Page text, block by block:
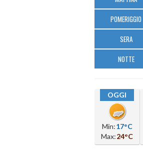
POMERIGGIO
SERA
NOTTE
OGGI
Min:17°C
Max:24°C